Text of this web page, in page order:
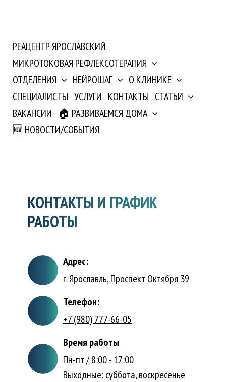
РЕАЦЕНТР ЯРОСЛАВСКИЙ
МИКРОТОКОВАЯ РЕФЛЕКСОТЕРАПИЯ
ОТДЕЛЕНИЯ
НЕЙРОШАГ
О КЛИНИКЕ
СПЕЦИАЛИСТЫ УСЛУГИ КОНТАКТЫ СТАТЬИ
ВАКАНСИИ
🏠 РАЗВИВАЕМСЯ ДОМА
🆕 НОВОСТИ/СОБЫТИЯ
КОНТАКТЫ И ГРАФИК
РАБОТЫ
Адрес:
г. Ярославль, Проспект Октября 39
Телефон:
+7 (980) 777-66-05
Время работы
Пн-пт / 8:00 - 17:00
Выходные: суббота, воскресенье